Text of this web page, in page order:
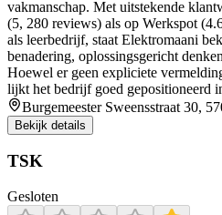
vakmanschap. Met uitstekende
(5, 280 reviews) als op Werkspot
als leerbedrijf, staat Elektromaani
benadering, oplossingsgericht
Hoewel er geen expliciete
lijkt het bedrijf goed gepositioneerd
Burgemeester Sweensstraat 30,
Bekijk details
TSK
Gesloten